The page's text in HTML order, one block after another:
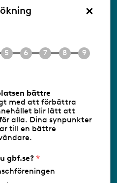
-
- Ansvarig
×
bättre
med att förbättra
blir lätt att
alla. Dina synpunkter
till en bättre
gbf.se?